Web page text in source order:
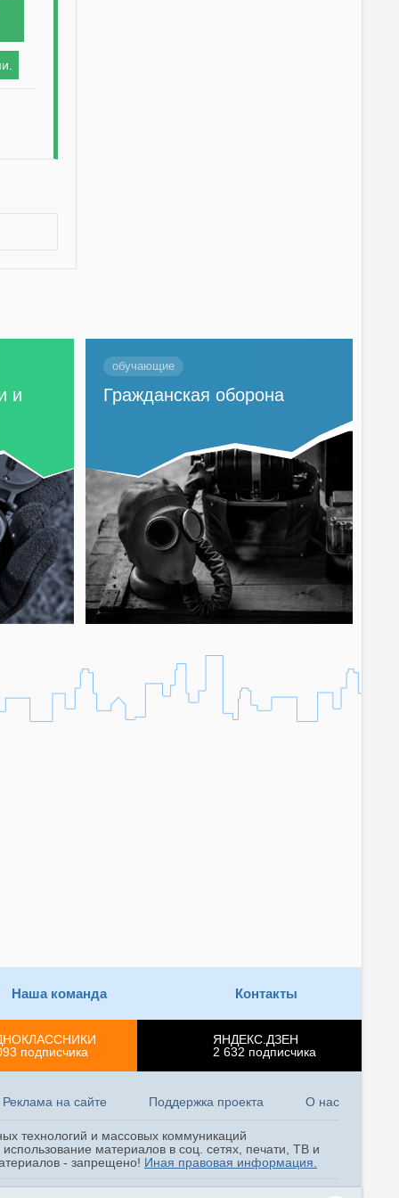
и
обучающие
Гражданская оборона
Наша команда Контакты
подписчика
ЯНДЕКС.ДЗЕН
2 632 подписчика
Реклама на сайте Поддержка проекта О нас
технологий и массовых коммуникаций
материалов в соц. сетях, печати, ТВ и
- запрещено! Иная правовая информация.
Отключение файлов cookie может привести